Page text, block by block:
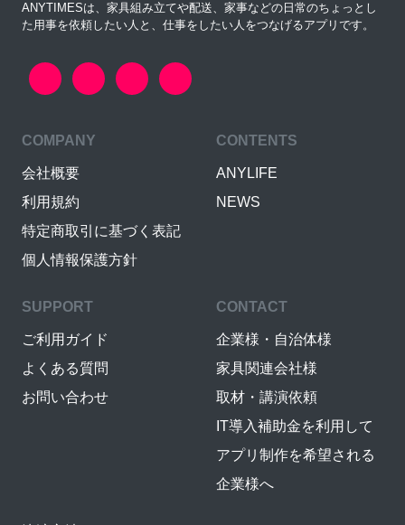
ANYTIMESは、家具組み立てや配送、家事などの日常のちょっとし
た用事を依頼したい人と、仕事をしたい人をつなげるアプリです。
COMPANY
会社概要
利用規約
特定商取引に基づく表記
個人情報保護方針
CONTENTS
ANYLIFE
NEWS
SUPPORT
ご利用ガイド
よくある質問
お問い合わせ
CONTACT
企業様・自治体様
家具関連会社様
取材・講演依頼
IT導入補助金を利用して
アプリ制作を希望される
企業様へ